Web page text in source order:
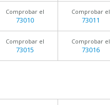
Comprobar el
73010
Comprobar el
73011
Comprobar el
73015
Comprobar el
73016